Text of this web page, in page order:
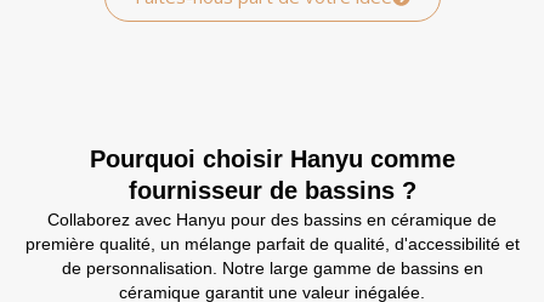
Pourquoi choisir Hanyu comme
fournisseur de bassins ?
Collaborez avec Hanyu pour des bassins en céramique de
première qualité, un mélange parfait de qualité, d'accessibilité et
de personnalisation. Notre large gamme de bassins en
céramique garantit une valeur inégalée.